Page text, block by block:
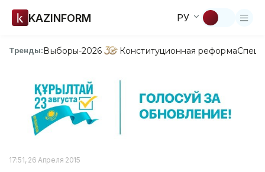
KAZINFORM РУ
Тренды:Выборы-2026 Конституционная реформа
17:51, 26 Апреля 2015